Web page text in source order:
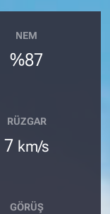
NEM
%87
RÜZGAR
7 km/s
GÖRÜŞ